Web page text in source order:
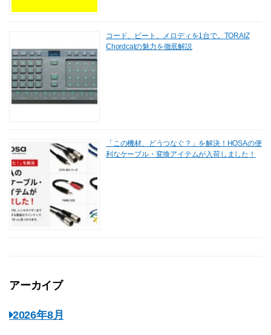
コード、ビート、メロディを1台で。TORAIZ
Chordcatの魅力を徹底解説
「この機材、どうつなぐ？」を解決！HOSAの便
利なケーブル・変換アイテムが入荷しました！
アーカイブ
2026年8月